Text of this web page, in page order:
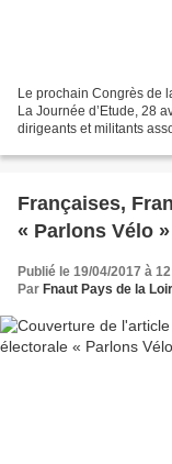
Le prochain Congrès de
La Journée d’Etude, 28
dirigeants et militants
Françaises,
« Parlons Vélo
Publié le 19/04/2017 à
Par Fnaut Pays de la